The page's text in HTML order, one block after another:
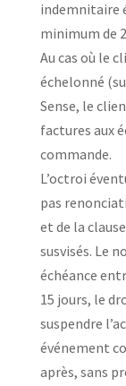
indemnitaire
minimum de
Au cas où le
échelonné
Sense, le
factures aux
commande.
L’octroi
pas
et de la
susvisés. Le
échéance
15 jours, le
suspendre
événement
après, sans